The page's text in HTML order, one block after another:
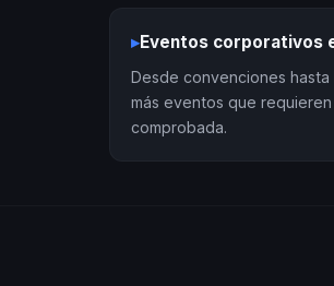
▸Eventos corporativos
Desde convenciones
más eventos que
comprobada.